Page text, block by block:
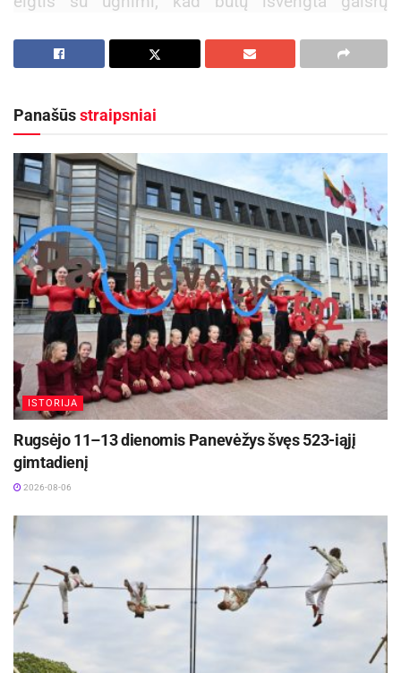
išvardinti pagrindiniai pavojai maudantis
gaisro gesinimo priemonės, ugniagesių turima
technika ir įranga, kurią buvo leista visiems
norintiems išbandyti. Jauniesiems svečiams
buvo plačiai papasakota apie ugniagesio
gelbėtojo profesija ir paaiškinta, kokius kriterijus
reikia atitikti, norint tapti ugniagesiu gelbėtoju.
Anykščių PGT informacija
Aktualios naujienos
Prasidėjo Respublikinis tapytojų pleneras
„Kėdainiai abipus Nevėžio“!
Panašūsstraipsniai
ISTORIJA
Rugsėjo 11–13 dienomis Panevėžys švęs 523-iąjį
gimtadienį
2026-08-06